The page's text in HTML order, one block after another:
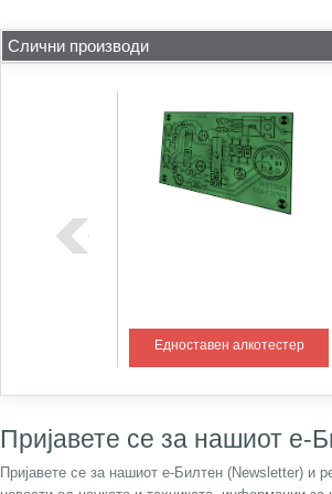
Слични производи
Едноставен алкотестер
Пријавете се за нашиот е-
Пријавете се за нашиот е-Билтен (Newsletter) и